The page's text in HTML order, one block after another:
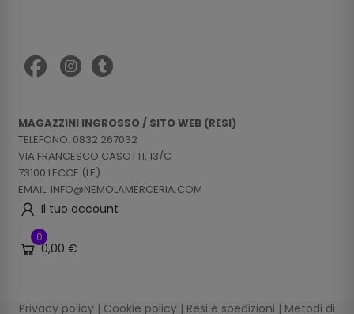
MAGAZZINI INGROSSO / SITO WEB (RESI)
TELEFONO: 0832 267032
VIA FRANCESCO CASOTTI, 13/C
73100 LECCE (LE)
EMAIL: INFO@NEMOLAMERCERIA.COM
Il tuo account
0
0,00 €
Privacy policy | Cookie policy | Resi e spedizioni | Metodi di